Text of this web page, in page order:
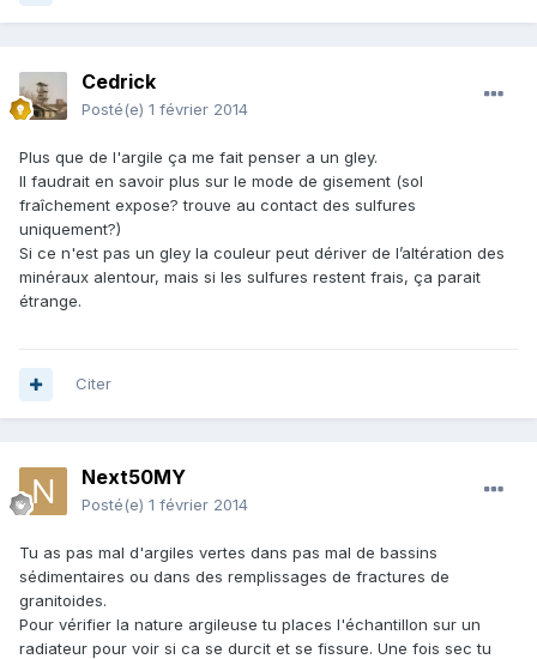
Cedrick
Posté(e) 1 février 2014
Plus que de l'argile ça me fait penser a un gley.
Il faudrait en savoir plus sur le mode de gisement (sol
fraîchement expose? trouve au contact des sulfures
uniquement?)
Si ce n'est pas un gley la couleur peut dériver de l’altération des
minéraux alentour, mais si les sulfures restent frais, ça parait
étrange.
Citer
Next50MY
Posté(e) 1 février 2014
Tu as pas mal d'argiles vertes dans pas mal de bassins
sédimentaires ou dans des remplissages de fractures de
granitoides.
Pour vérifier la nature argileuse tu places l'échantillon sur un
radiateur pour voir si ca se durcit et se fissure. Une fois sec tu